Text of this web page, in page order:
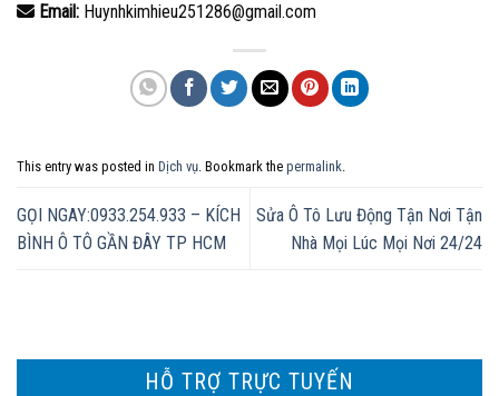
Email: Huynhkimhieu251286@gmail.com
This entry was posted in Dịch vụ . Bookmark the permalink
GỌI NGAY:0933.254.933 – KÍCH
BÌNH Ô TÔ GẦN ĐÂY TP HCM
Sửa Ô Tô Lưu Động Tận Nơi Tận
Nhà Mọi Lúc Mọi Nơi 24/24
HỖ TRỢ TRỰC TUYẾN